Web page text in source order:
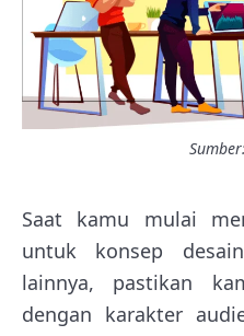
Saat kamu mulai
untuk konsep
lainnya, pastikan
dengan karakter